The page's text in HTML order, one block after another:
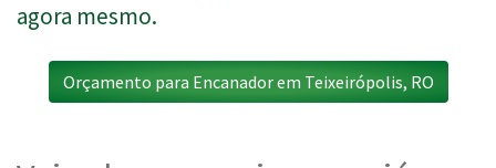
agora mesmo.
Orçamento para Encanador em Teixeirópolis, RO